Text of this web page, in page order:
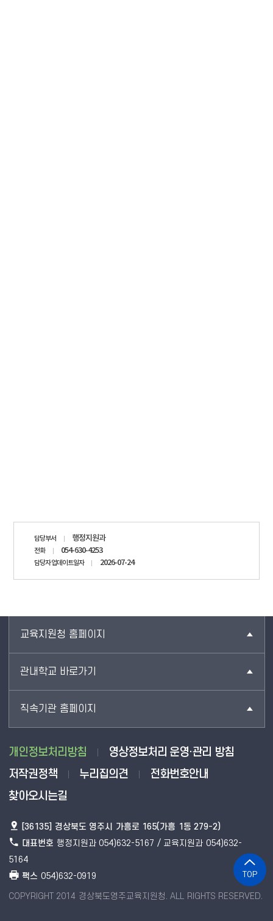
담당부서 행정지원과
전화 054-630-4253
담당자 업데이트일자 2026-07-24
교육지원청 홈페이지
관내학교 바로가기
직속기관 홈페이지
개인정보처리방침
영상정보처리 운영·관리 방침
저작권정책
누리집의견
전화번호안내
찾아오시는길
[36135] 경상북도 영주시 가흥로 165(가흥 1동 279-2)
대표번호 행정지원과 054)632-5167 / 교육지원과 054)632-
5164
팩스 054)632-0919
COPYRIGHT 2014 경상북도영주교육지원청. ALL RIGHTS RESERVED.
TOP